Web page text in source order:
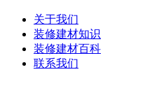
关于我们
装修建材知识
装修建材百科
联系我们